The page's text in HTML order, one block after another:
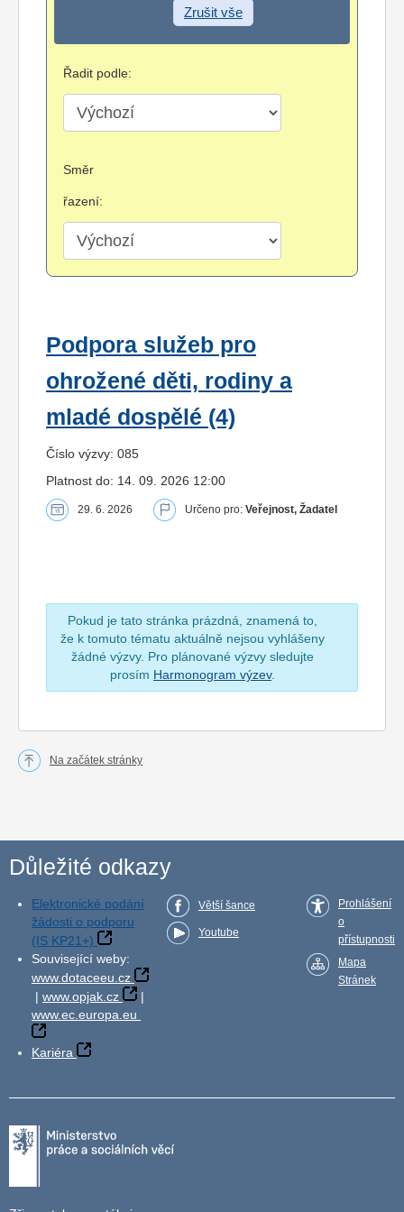
Zrušit vše
Řadit podle:
Směr
řazení:
Podpora služeb pro
ohrožené děti, rodiny a
mladé dospělé (4)
Číslo výzvy: 085
Platnost do: 14. 09. 2026 12:00
29. 6. 2026 Určeno pro: Veřejnost, Žadatel
Pokud je tato stránka prázdná, znamená to,
že k tomuto tématu aktuálně nejsou vyhlášeny
žádné výzvy. Pro plánované výzvy sledujte
prosím Harmonogram výzev.
Na začátek stránky
Důležité odkazy
Elektronické podání
žádosti o podporu
(IS KP21+)
Související weby:
www.dotaceeu.cz
| www.opjak.cz
|
www.ec.europa.eu
Kariéra
Větší šance
Youtube
Prohlášení
o
přístupnosti
Mapa
Stránek